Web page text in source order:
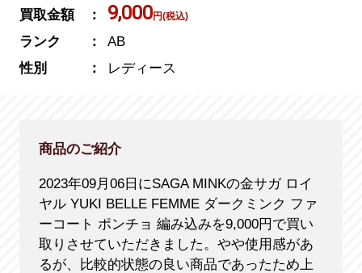
買取金額
9,000円(税込)
ランク
AB
性別
レディース
商品のご紹介
2023年09月06日にSAGA MINKの金サガ ロイ
ヤル YUKI BELLE FEMME ダークミンク ファ
ーコート ポンチョ 編み込みを9,000円で買い
取りさせていただきました。やや使用感があ
るが、比較的状態の良い商品であったため上